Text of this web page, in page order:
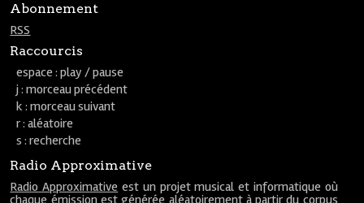
Abonnement
RSS
Raccourcis
espace : play / pause
j : morceau précédent
k : morceau suivant
r : aléatoire
s : recherche
Radio Approximative
Radio Approximative est un projet musical et informatique où
chaque émission est générée aléatoirement à partir du corpus